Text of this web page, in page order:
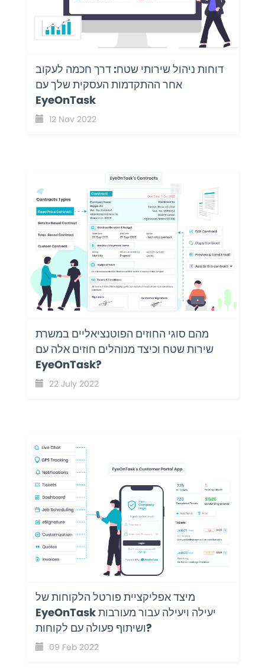
דוחות ניהול שירותי שטח: דרך חכמה לעקוב
אחר ההתקדמות העסקית שלך עם
EyeOnTask
12 Nov 2022
מהם סוגי החוזים הפוטנציאליים במשרת
שירות שטח וכיצד מנוהלים חוזים אלה עם
EyeOnTask?
22 July 2022
מיצד אפליקציית פורטל הלקוחות של
EyeOnTask יעילה ויעילה עבור מעורבות
ושיתוף פעולה עם לקוחות?
09 Feb 2022